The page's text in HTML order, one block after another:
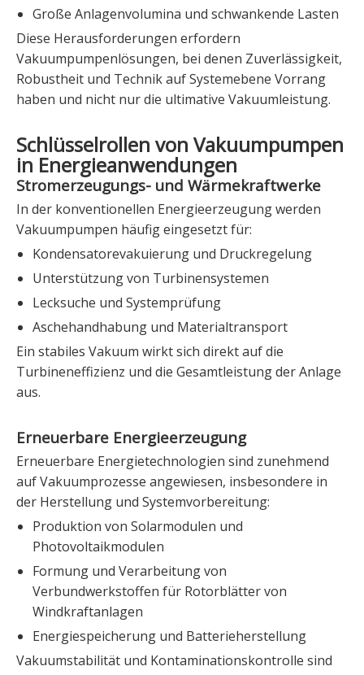
Große Anlagenvolumina und schwankende Lasten
Diese Herausforderungen erfordern
Vakuumpumpenlösungen, bei denen Zuverlässigkeit,
Robustheit und Technik auf Systemebene Vorrang
haben und nicht nur die ultimative Vakuumleistung.
Schlüsselrollen von Vakuumpumpen
in Energieanwendungen
Stromerzeugungs- und Wärmekraftwerke
In der konventionellen Energieerzeugung werden
Vakuumpumpen häufig eingesetzt für:
Kondensatorevakuierung und Druckregelung
Unterstützung von Turbinensystemen
Lecksuche und Systemprüfung
Aschehandhabung und Materialtransport
Ein stabiles Vakuum wirkt sich direkt auf die
Turbineneffizienz und die Gesamtleistung der Anlage
aus.
Erneuerbare Energieerzeugung
Erneuerbare Energietechnologien sind zunehmend
auf Vakuumprozesse angewiesen, insbesondere in
der Herstellung und Systemvorbereitung:
Produktion von Solarmodulen und
Photovoltaikmodulen
Formung und Verarbeitung von
Verbundwerkstoffen für Rotorblätter von
Windkraftanlagen
Energiespeicherung und Batterieherstellung
Vakuumstabilität und Kontaminationskontrolle sind